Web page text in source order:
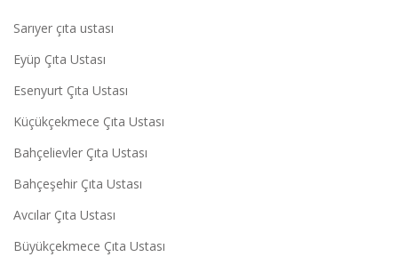
Sarıyer çıta ustası
Eyüp Çıta Ustası
Esenyurt Çıta Ustası
Küçükçekmece Çıta Ustası
Bahçelievler Çıta Ustası
Bahçeşehir Çıta Ustası
Avcılar Çıta Ustası
Büyükçekmece Çıta Ustası